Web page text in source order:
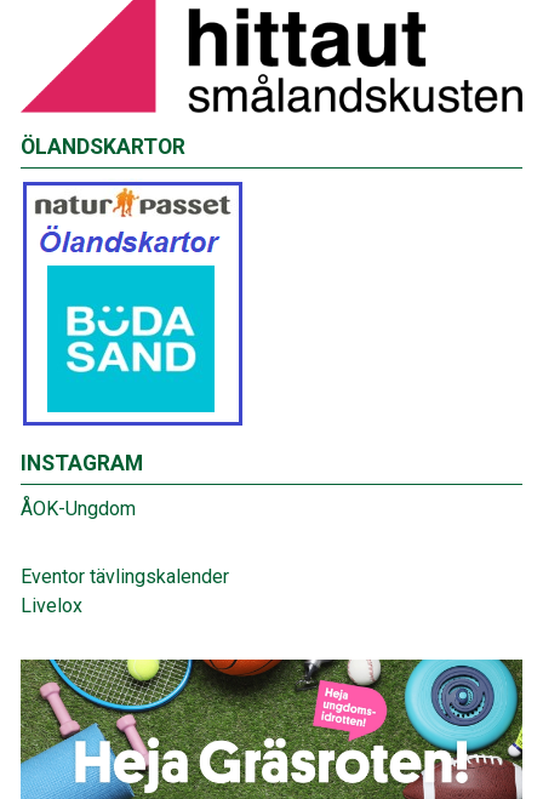
ÖLANDSKARTOR
INSTAGRAM
ÅOK-Ungdom
Eventor tävlingskalender
Livelox